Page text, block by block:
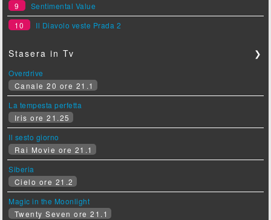
9
Sentimental Value
10
Il Diavolo veste Prada 2
Stasera in Tv ❯
Overdrive
Canale 20 ore 21.1
La tempesta perfetta
Iris ore 21.25
Il sesto giorno
Rai Movie ore 21.1
Siberia
Cielo ore 21.2
Magic in the Moonlight
Twenty Seven ore 21.1